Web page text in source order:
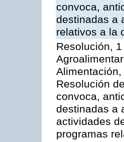
convoca,
destinadas a
relativos a la
Resolución,
Resolución
convoca,
destinadas a
actividades
programas